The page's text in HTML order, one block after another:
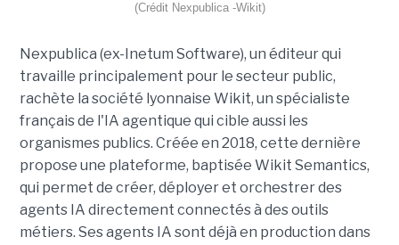
(Crédit Nexpublica -Wikit)
Nexpublica (ex-Inetum Software), un éditeur qui
travaille principalement pour le secteur public,
rachète la société lyonnaise Wikit, un spécialiste
français de l'IA agentique qui cible aussi les
organismes publics. Créée en 2018, cette dernière
propose une plateforme, baptisée Wikit Semantics,
qui permet de créer, déployer et orchestrer des
agents IA directement connectés à des outils
métiers. Ses agents IA sont déjà en production dans